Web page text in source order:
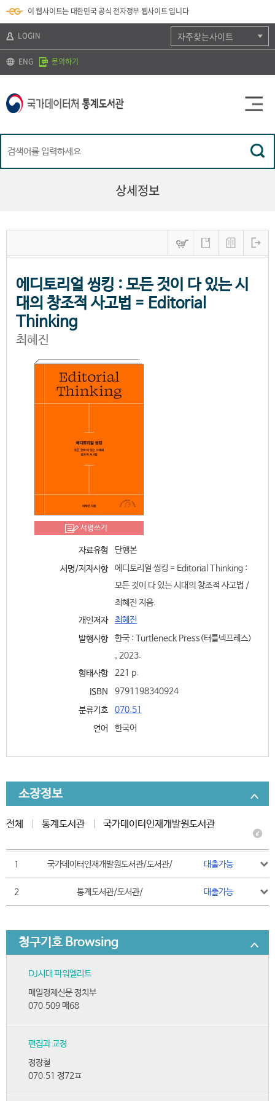
바
로
기
가
기
k
t
)
바
로
기
보
바
가
기
이 웹사이트는 대한민국 공식 전자정부 웹사이트 입니다
LOGIN
ENG 문의하기
자주찾는사이트
상세정보
에디토리얼 씽킹 : 모든 것이 다 있는 시
대의 창조적 사고법 = Editorial
Thinking
최혜진
서평쓰기
자료유형
단행본
서명/저자사항
에디토리얼 씽킹 = Editorial Thinking :
모든 것이 다 있는 시대의 창조적 사고법 /
최혜진 지음.
개인저자
최혜진
발행사항
한국 : Turtleneck Press(터틀넥프레스)
, 2023.
형태사항
221 p.
ISBN
9791198340924
분류기호
070.51
언어
한국어
소장정보
전체 통계도서관 국가데이터인재개발원도서관
1 국가데이터인재개발원도서관/도서관/ 대출가능
2 통계도서관/도서관/ 대출가능
청구기호 Browsing
DJ시대 파워엘리트
매일경제신문 정치부
070.509 매68
편집과 교정
정장철
070.51 정72ㅍ